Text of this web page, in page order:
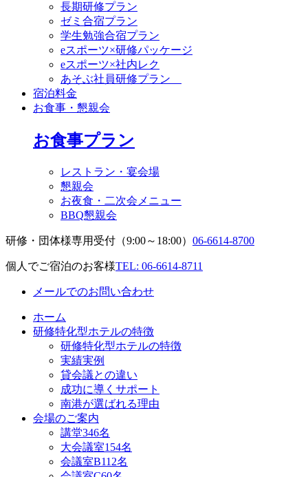
長期研修プラン
ゼミ合宿プラン
学生勉強合宿プラン
eスポーツ×研修パッケージ
eスポーツ×社内レク
あそぶ社員研修プラン
宿泊料金
お食事・懇親会
お食事プラン
レストラン・宴会場
懇親会
お夜食・二次会メニュー
BBQ懇親会
研修・団体様専用受付（9:00～18:00） 06-6614-8700
個人でご宿泊のお客様TEL: 06-6614-8711
メールでのお問い合わせ
ホーム
研修特化型ホテルの特徴
研修特化型ホテルの特徴
実績実例
貸会議との違い
成功に導くサポート
南港が選ばれる理由
会場のご案内
講堂346名
大会議室154名
会議室B112名